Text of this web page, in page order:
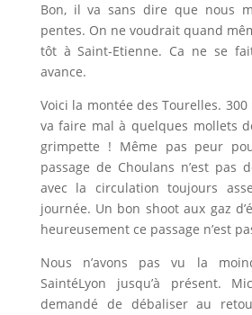
Bon, il va sans dire que nous
pentes. On ne voudrait quand
tôt à Saint-Etienne. Ca ne se
avance.
Voici la montée des Tourelles. 300
va faire mal à quelques mollets
grimpette ! Même pas peur
passage de Choulans n’est pas
avec la circulation toujours
journée. Un bon shoot aux gaz
heureusement ce passage n’est
Nous n’avons pas vu la
SaintéLyon jusqu’à présent.
demandé de débaliser au